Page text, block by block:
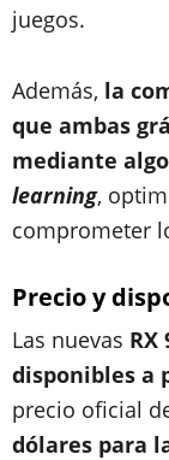
juegos.
Además, la
que ambas
mediante
learning,
comprometer
Precio y
Las nuevas RX
disponibles a
precio oficial
dólares para